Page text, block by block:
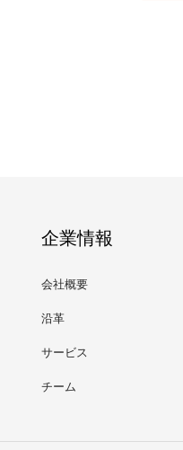
企業情報
会社概要
沿革
サービス
チーム